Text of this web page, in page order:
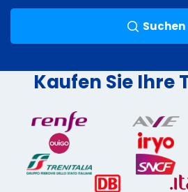
Suchen
Kaufen Sie Ihre